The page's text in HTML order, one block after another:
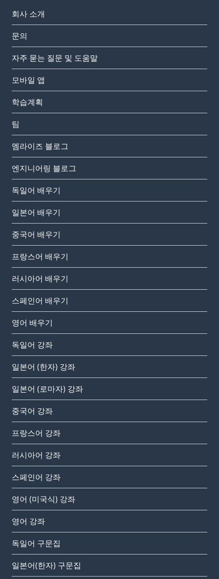
회사 소개
문의
자주 묻는 질문 및 도움말
모바일 앱
학습계획
팀
멤라이즈 블로그
엔지니어링 블로그
독일어 배우기
일본어 배우기
중국어 배우기
프랑스어 배우기
러시아어 배우기
스페인어 배우기
영어 배우기
독일어 강좌
일본어 (한자) 강좌
일본어 (로마자) 강좌
중국어 강좌
프랑스어 강좌
러시아어 강좌
스페인어 강좌
영어 (미국식) 강좌
영어 강좌
독일어 구문집
일본어(한자) 구문집